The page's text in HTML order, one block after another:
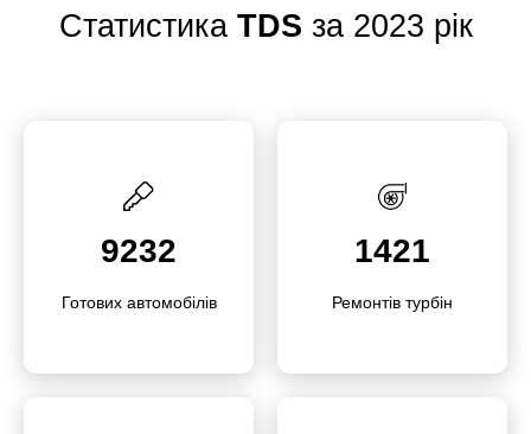
Статистика TDS за 2023 рік
9232
Готових автомо­білів
1421
Ремонтів турбін